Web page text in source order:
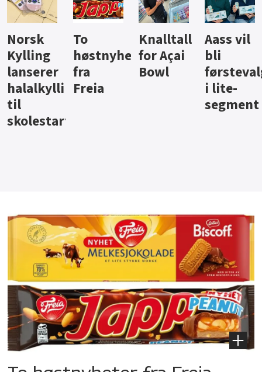
Knalltall
for Açai
Bowl
Aass vil
bli
førstevalg
i lite-
Brus og
jus fra
Berentsen
Hard
iste fra
Hansa